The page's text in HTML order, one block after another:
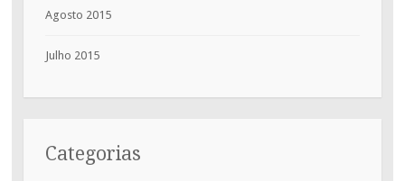
Agosto 2015
Julho 2015
Categorias